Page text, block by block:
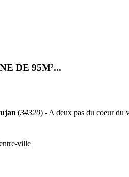
DE 95M²...
(34320) - A deux pas du coeur du
ville